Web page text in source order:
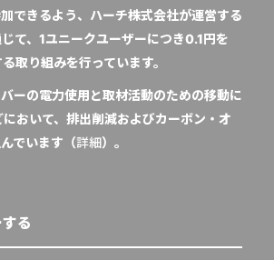
できるよう、ハーチ株式会社が運営する
じて、1ユニークユーザーにつき0.1円を
取り組みを行っています。
ーの電力使用と取材活動のための移動に
おいて、排出削減およびカーボン・オ
でいます（詳細）。
る